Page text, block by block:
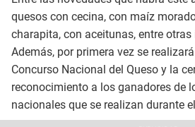
quesos con cecina, con maíz
charapita, con aceitunas, entre
Además, por primera vez se
Concurso Nacional del Queso y la
reconocimiento a los ganadores de
nacionales que se realizan durante